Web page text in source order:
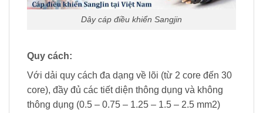
Dây cáp điều khiển Sangjin
Quy cách:
Với dải quy cách đa dạng về lõi (từ 2 core đến 30
core), đầy đủ các tiết diện thông dụng và không
thông dụng (0.5 – 0.75 – 1.25 – 1.5 – 2.5 mm2)